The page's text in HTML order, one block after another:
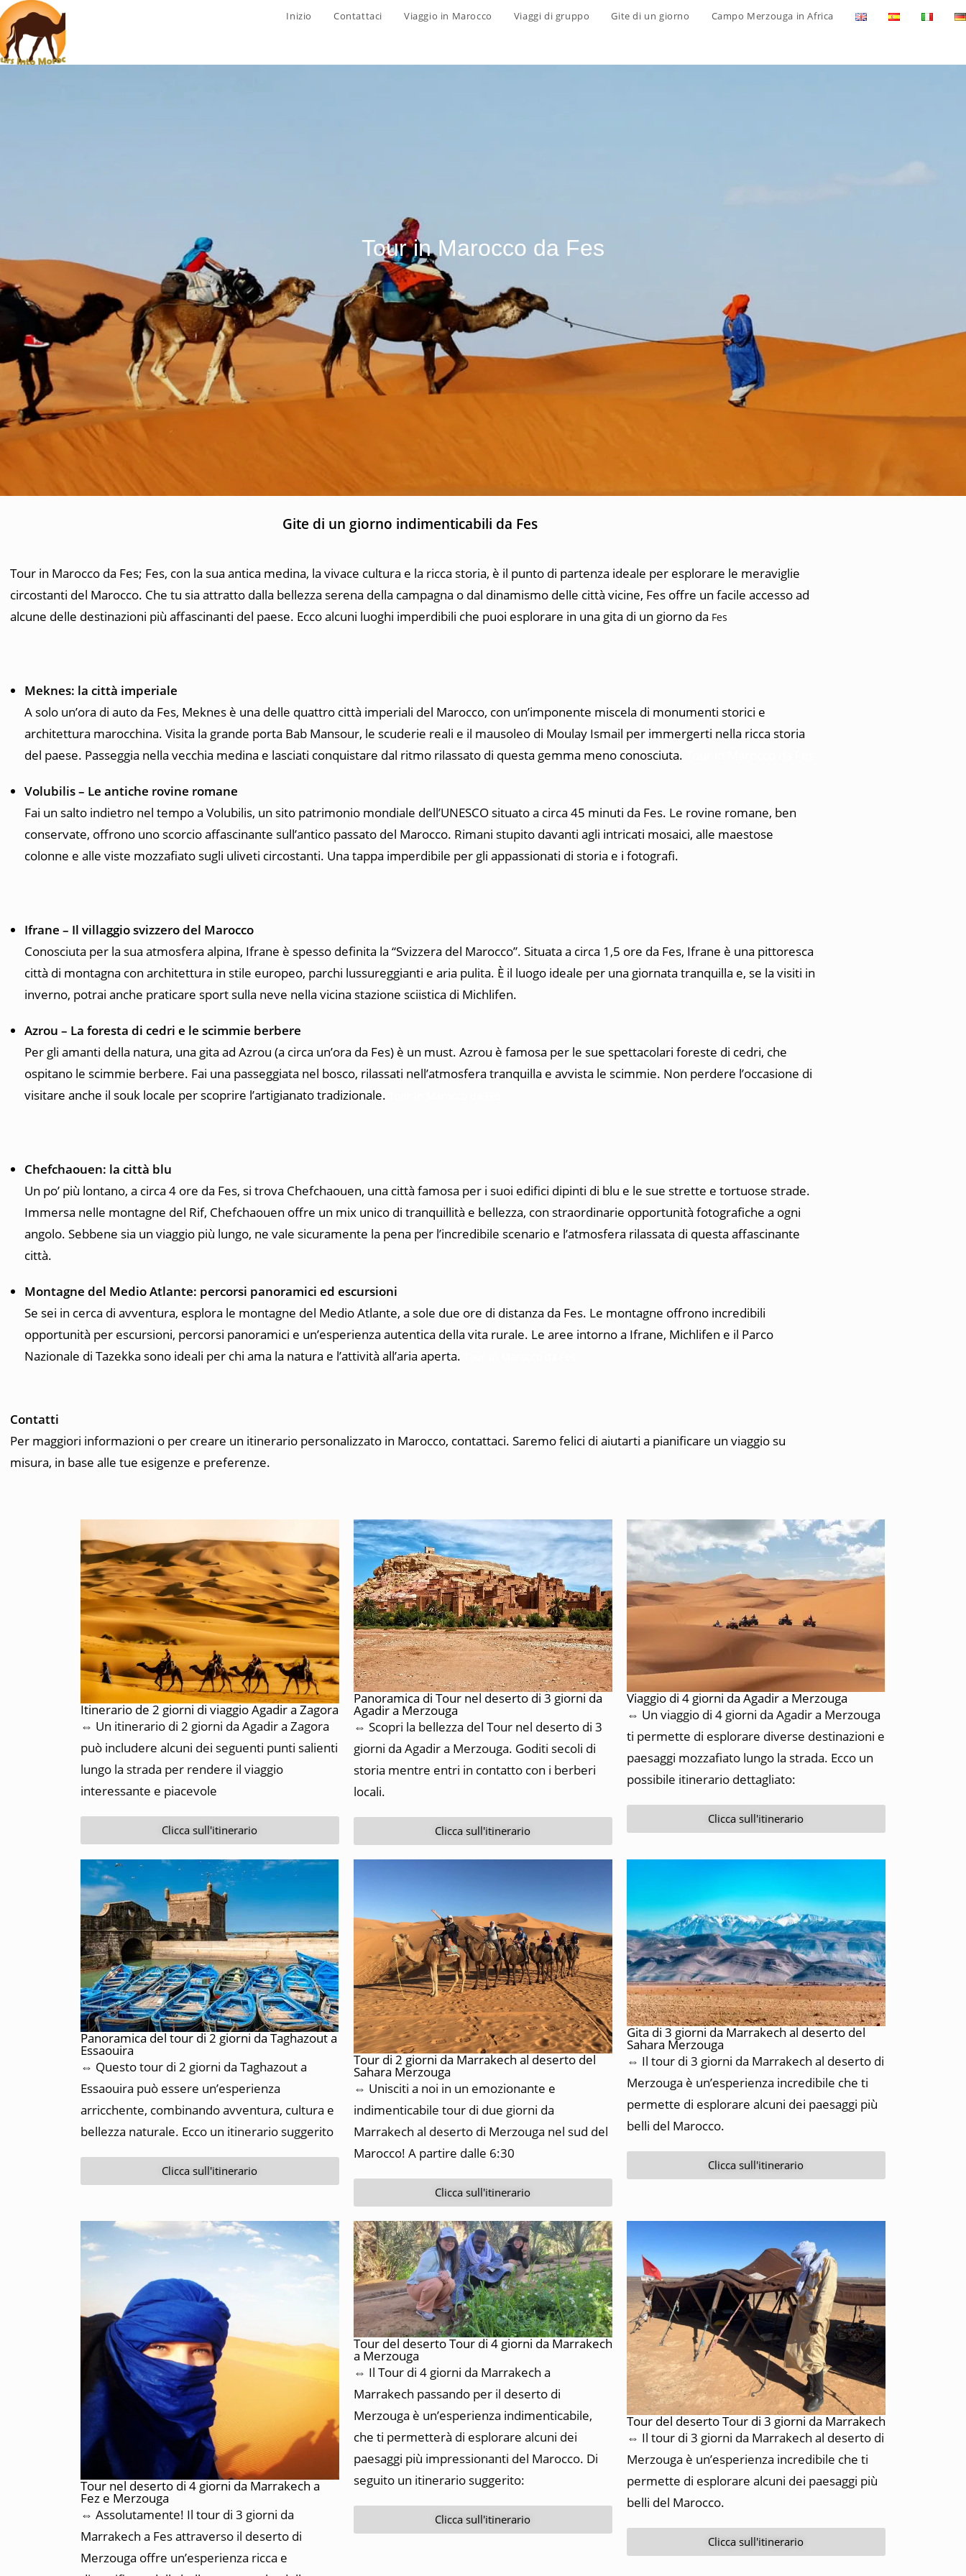
Inizio Contattaci Viaggio in Marocco Viaggi di gruppo Gite di un giorno Campo Merzouga in Africa
Tour in Marocco da Fes
Gite di un giorno indimenticabili da Fes
Tour in Marocco da Fes; Fes, con la sua antica medina, la vivace cultura e la ricca storia, è il punto di partenza ideale per esplorare le meraviglie
circostanti del Marocco. Che tu sia attratto dalla bellezza serena della campagna o dal dinamismo delle città vicine, Fes offre un facile accesso ad
alcune delle destinazioni più affascinanti del paese. Ecco alcuni luoghi imperdibili che puoi esplorare in una gita di un giorno da Fes
Meknes: la città imperiale
A solo un’ora di auto da Fes, Meknes è una delle quattro città imperiali del Marocco, con un’imponente miscela di monumenti storici e
architettura marocchina. Visita la grande porta Bab Mansour, le scuderie reali e il mausoleo di Moulay Ismail per immergerti nella ricca storia
del paese. Passeggia nella vecchia medina e lasciati conquistare dal ritmo rilassato di questa gemma meno conosciuta.
Volubilis – Le antiche rovine romane
Fai un salto indietro nel tempo a Volubilis, un sito patrimonio mondiale dell’UNESCO situato a circa 45 minuti da Fes. Le rovine romane, ben
conservate, offrono uno scorcio affascinante sull’antico passato del Marocco. Rimani stupito davanti agli intricati mosaici, alle maestose
colonne e alle viste mozzafiato sugli uliveti circostanti. Una tappa imperdibile per gli appassionati di storia e i fotografi.
Ifrane – Il villaggio svizzero del Marocco
Conosciuta per la sua atmosfera alpina, Ifrane è spesso definita la “Svizzera del Marocco”. Situata a circa 1,5 ore da Fes, Ifrane è una pittoresca
città di montagna con architettura in stile europeo, parchi lussureggianti e aria pulita. È il luogo ideale per una giornata tranquilla e, se la visiti in
inverno, potrai anche praticare sport sulla neve nella vicina stazione sciistica di Michlifen.
Azrou – La foresta di cedri e le scimmie berbere
Per gli amanti della natura, una gita ad Azrou (a circa un’ora da Fes) è un must. Azrou è famosa per le sue spettacolari foreste di cedri, che
ospitano le scimmie berbere. Fai una passeggiata nel bosco, rilassati nell’atmosfera tranquilla e avvista le scimmie. Non perdere l’occasione di
visitare anche il souk locale per scoprire l’artigianato tradizionale.
Chefchaouen: la città blu
Un po’ più lontano, a circa 4 ore da Fes, si trova Chefchaouen, una città famosa per i suoi edifici dipinti di blu e le sue strette e tortuose strade.
Immersa nelle montagne del Rif, Chefchaouen offre un mix unico di tranquillità e bellezza, con straordinarie opportunità fotografiche a ogni
angolo. Sebbene sia un viaggio più lungo, ne vale sicuramente la pena per l’incredibile scenario e l’atmosfera rilassata di questa affascinante
città.
Montagne del Medio Atlante: percorsi panoramici ed escursioni
Se sei in cerca di avventura, esplora le montagne del Medio Atlante, a sole due ore di distanza da Fes. Le montagne offrono incredibili
opportunità per escursioni, percorsi panoramici e un’esperienza autentica della vita rurale. Le aree intorno a Ifrane, Michlifen e il Parco
Nazionale di Tazekka sono ideali per chi ama la natura e l’attività all’aria aperta.
Contatti
Per maggiori informazioni o per creare un itinerario personalizzato in Marocco, contattaci. Saremo felici di aiutarti a pianificare un viaggio su
misura, in base alle tue esigenze e preferenze.
Itinerario de 2 giorni di viaggio Agadir a Zagora
⇔ Un itinerario di 2 giorni da Agadir a Zagora
può includere alcuni dei seguenti punti salienti
lungo la strada per rendere il viaggio
interessante e piacevole
Clicca sull'itinerario
Panoramica di Tour nel deserto di 3 giorni da
Agadir a Merzouga
⇔ Scopri la bellezza del Tour nel deserto di 3
giorni da Agadir a Merzouga. Goditi secoli di
storia mentre entri in contatto con i berberi
locali.
Clicca sull'itinerario
Viaggio di 4 giorni da Agadir a Merzouga
⇔ Un viaggio di 4 giorni da Agadir a Merzouga
ti permette di esplorare diverse destinazioni e
paesaggi mozzafiato lungo la strada. Ecco un
possibile itinerario dettagliato:
Clicca sull'itinerario
Panoramica del tour di 2 giorni da Taghazout a
Essaouira
⇔ Questo tour di 2 giorni da Taghazout a
Essaouira può essere un’esperienza
arricchente, combinando avventura, cultura e
bellezza naturale. Ecco un itinerario suggerito
Clicca sull'itinerario
Tour di 2 giorni da Marrakech al deserto del
Sahara Merzouga
⇔ Unisciti a noi in un emozionante e
indimenticabile tour di due giorni da
Marrakech al deserto di Merzouga nel sud del
Marocco! A partire dalle 6:30
Clicca sull'itinerario
Gita di 3 giorni da Marrakech al deserto del
Sahara Merzouga
⇔ Il tour di 3 giorni da Marrakech al deserto di
Merzouga è un’esperienza incredibile che ti
permette di esplorare alcuni dei paesaggi più
belli del Marocco.
Clicca sull'itinerario
Tour nel deserto di 4 giorni da Marrakech a
Fez e Merzouga
⇔ Assolutamente! Il tour di 3 giorni da
Marrakech a Fes attraverso il deserto di
Merzouga offre un’esperienza ricca e
Tour del deserto Tour di 4 giorni da Marrakech
a Merzouga
⇔ Il Tour di 4 giorni da Marrakech a
Marrakech passando per il deserto di
Merzouga è un’esperienza indimenticabile,
che ti permetterà di esplorare alcuni dei
paesaggi più impressionanti del Marocco. Di
seguito un itinerario suggerito:
Clicca sull'itinerario
Tour del deserto Tour di 3 giorni da Marrakech
⇔ Il tour di 3 giorni da Marrakech al deserto di
Merzouga è un’esperienza incredibile che ti
permette di esplorare alcuni dei paesaggi più
belli del Marocco.
Clicca sull'itinerario